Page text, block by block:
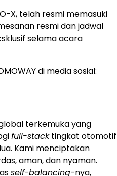
X, telah resmi memasuki
resmi dan jadwal
selama acara
di media sosial:
terkemuka yang
full-stacktingkat otomotif
Kami menciptakan
aman, dan nyaman.
self-balancing-nya,